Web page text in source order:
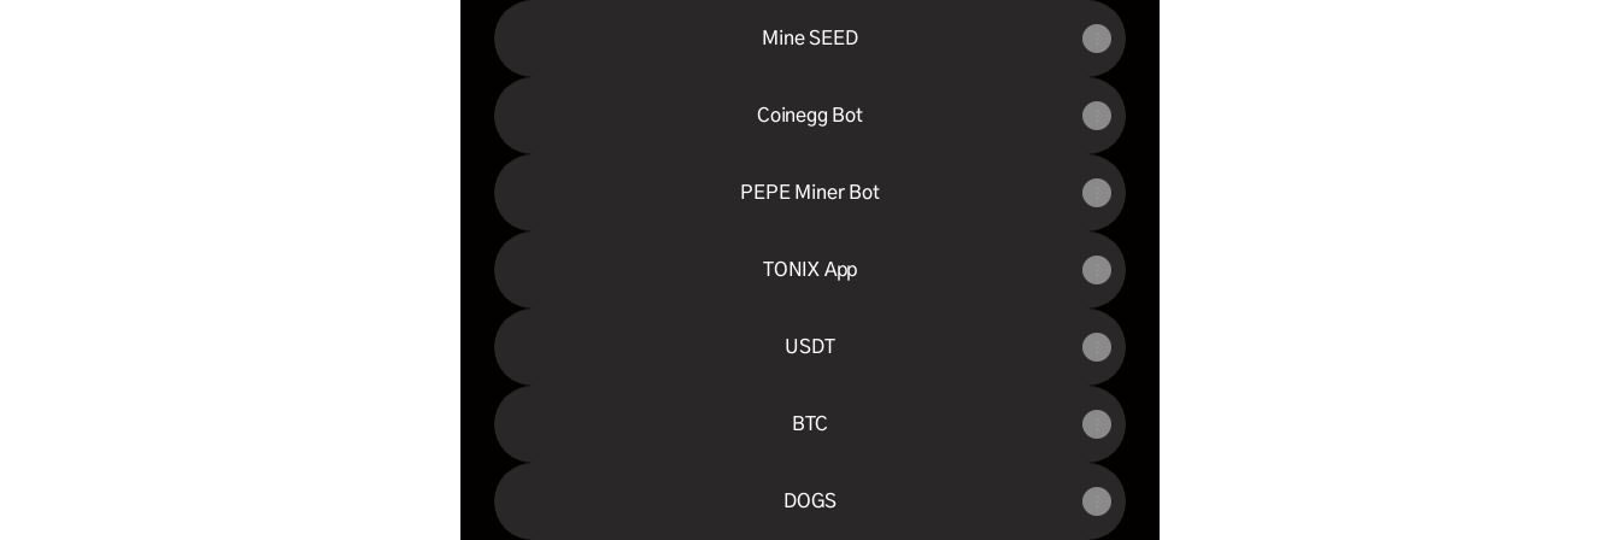
Mine SEED
Coinegg Bot
PEPE Miner Bot
TONIX App
USDT
BTC
DOGS